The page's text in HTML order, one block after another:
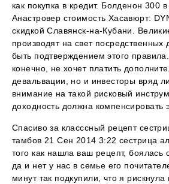
как покупка в кредит. Болденон 300
Анастровер стоимость Хасавюрт:
скидкой Славянск-на-Кубани.
производят на свет посредственных
быть подтверждением этого
конечно, не хочет платить
девальвации, но и инвесторы вряд
внимание на такой рисковый
доходность должна компенсировать
Спасиво за класссный рецепт
тамбов 21 Сен 2014 3:22 сестрица
того как нашла ваш рецепт, боялась
да и нет у нас в семье его
минут так подкупили, что я рискнула